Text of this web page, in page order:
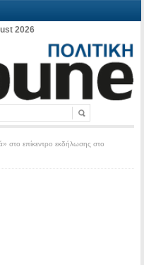
2026
στο επίκεντρο εκδήλωσης στο